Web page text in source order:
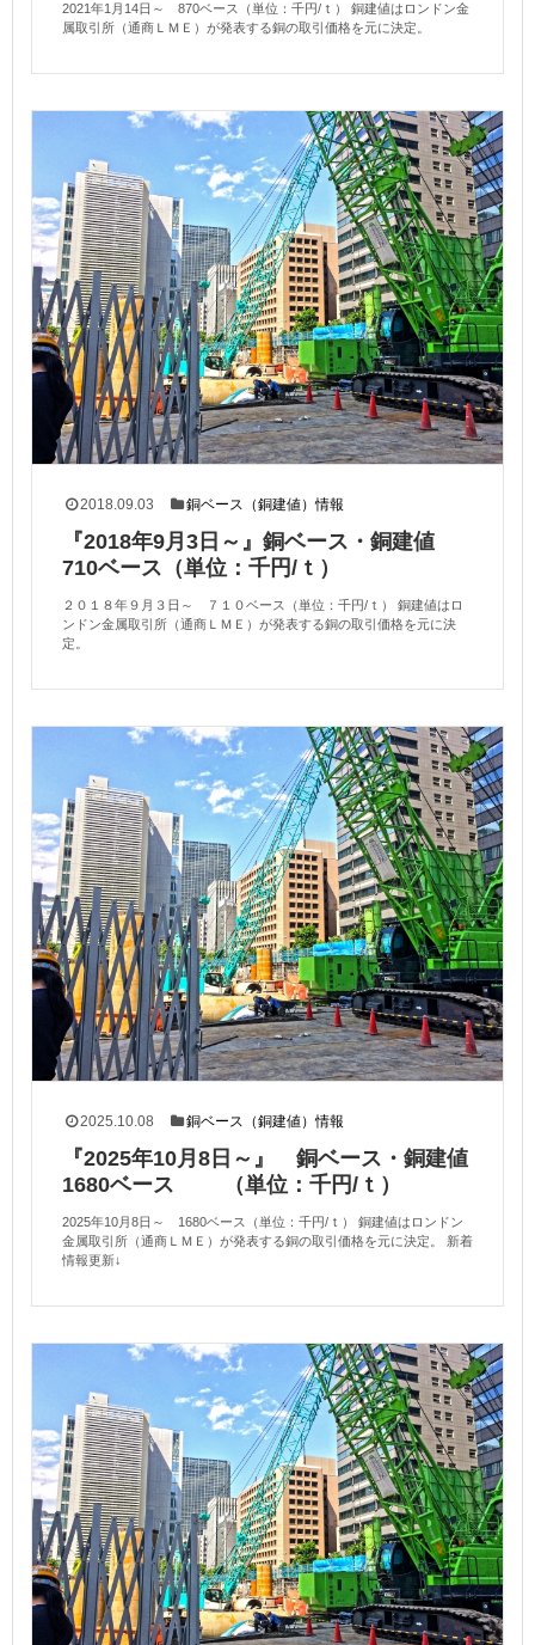
2021年1月14日～ 870ベース（単位：千円/ｔ） 銅建値はロンドン金
属取引所（通商ＬＭＥ）が発表する銅の取引価格を元に決定。
2018.09.03 銅ベース（銅建値）情報
『2018年9月3日～』銅ベース・銅建値
710ベース（単位：千円/ｔ）
２０１８年９月３日～ ７１０ベース（単位：千円/ｔ） 銅建値はロ
ンドン金属取引所（通商ＬＭＥ）が発表する銅の取引価格を元に決
定。
2025.10.08 銅ベース（銅建値）情報
『2025年10月8日～』 銅ベース・銅建値
1680ベース （単位：千円/ｔ）
2025年10月8日～ 1680ベース（単位：千円/ｔ） 銅建値はロンドン
金属取引所（通商ＬＭＥ）が発表する銅の取引価格を元に決定。 新着
情報更新↓